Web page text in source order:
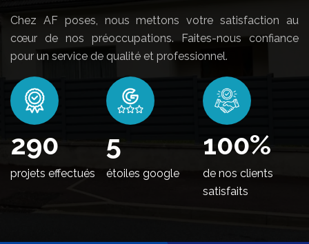
Chez AF poses, nous mettons votre satisfaction au
cœur de nos préoccupations. Faites-nous confiance
pour un service de qualité et professionnel.
350
projets effectués
5
étoiles google
100%
de nos clients
satisfaits